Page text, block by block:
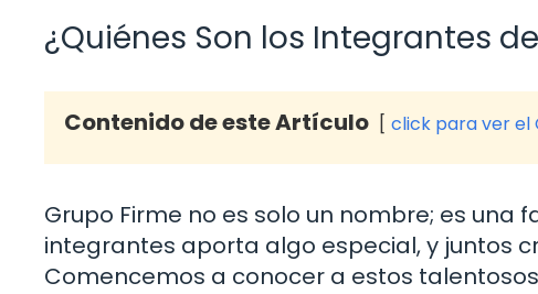
¿Quiénes Son los Integrantes
Contenido de este Artículo click para ver el
Grupo Firme no es solo un nombre; es una
integrantes aporta algo especial, y juntos
Comencemos a conocer a estos